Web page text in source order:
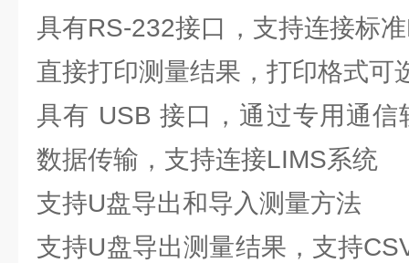
具有RS-232接口，支持连接标
直接打印测量结果，打印格式可
具有 USB 接口，通过专用通
数据传输，支持连接LIMS系统
支持U盘导出和导入测量方法
支持U盘导出测量结果，支持